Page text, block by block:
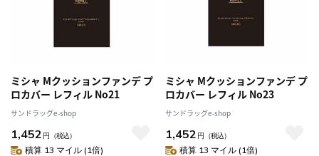
ミシャ Mクッションファンデ プ
ロカバー レフィル No21
サンドラッグe-shop
1,452 円 （税込）
積算 13 マイル (1倍)
ミシャ Mクッションファンデ プ
ロカバー レフィル No23
サンドラッグe-shop
1,452 円 （税込）
積算 13 マイル (1倍)